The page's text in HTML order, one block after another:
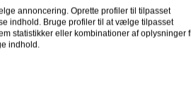
annoncering. Oprette profiler til tilpasset
indhold. Bruge profiler til at vælge tilpasset
statistikker eller kombinationer af oplysninger
indhold.